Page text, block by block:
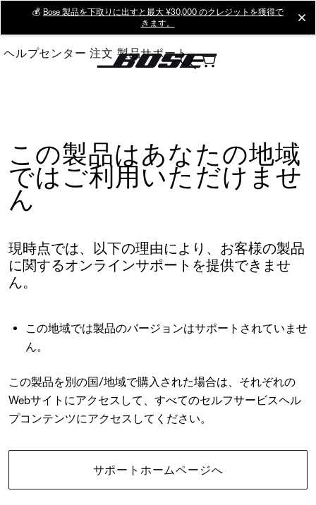
Main
💰 Bose 製品を下取りに出すと最大 ¥30,000 のクレジットを獲得で
きます。
ヘルプセンター 注文 製品サポート
この製品はあなたの地域
ではご利用いただけませ
ん
現時点では、以下の理由により、お客様の製品
に関するオンラインサポートを提供できませ
ん。
この地域では製品のバージョンはサポートされていませ
ん。
この製品を別の国/地域で購入された場合は、それぞれの
Webサイトにアクセスして、すべてのセルフサービスヘル
プコンテンツにアクセスしてください。
サポートホームページへ